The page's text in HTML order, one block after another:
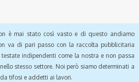
è mai stato così vasto e di questo andiamo
va di pari passo con la raccolta pubblicitaria
indipendenti come la nostra e non passa
stesso settore. Noi però siamo determinati a
tifosi e addetti ai lavori.